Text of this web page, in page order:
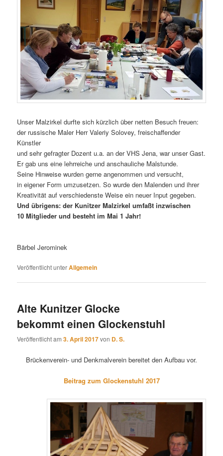
Unser Malzirkel durfte sich kürzlich über netten Besuch freuen:
der russische Maler Herr Valeriy Solovey, freischaffender
Künstler
und sehr gefragter Dozent u.a. an der VHS Jena, war unser Gast.
Er gab uns eine lehrreiche und anschauliche Malstunde.
Seine Hinweise wurden gerne angenommen und versucht,
in eigener Form umzusetzen. So wurde den Malenden und ihrer
Kreativität auf verschiedenste Weise ein neuer Input gegeben.
Und übrigens: der Kunitzer Malzirkel umfaßt inzwischen
10 Mitglieder und besteht im Mai 1 Jahr!
Bärbel Jerominek
Veröffentlicht unterAllgemein
Alte Kunitzer Glocke
bekommt einen Glockenstuhl
Veröffentlicht am3. April 2017von D. S.
Brückenverein- und Denkmalverein bereitet den Aufbau vor.
Beitrag zum Glockenstuhl 2017